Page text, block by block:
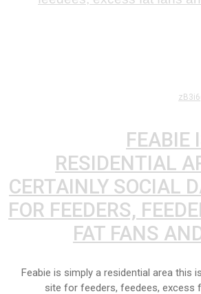
FEABIE
RESIDENTIAL
CERTAINLY SOCIAL
FOR FEEDERS,
FAT FANS
Feabie is simply a residential area this
site for feeders, feedees, excess